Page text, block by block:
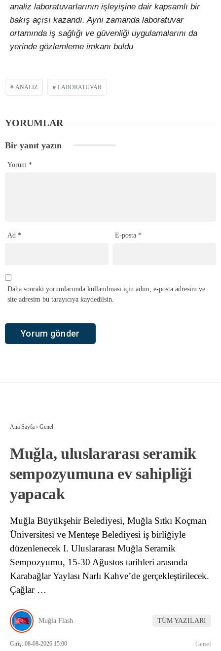
analiz laboratuvarlarının işleyişine dair kapsamlı bir
bakış açısı kazandı. Aynı zamanda laboratuvar
ortamında iş sağlığı ve güvenliği uygulamalarını da
yerinde gözlemleme imkanı buldu
ANALIZ LABORATUVAR
YORUMLAR
Bir yanıt yazın
Yorum *
Ad * E-posta *
Daha sonraki yorumlarımda kullanılması için adım, e-posta adresim ve
site adresim bu tarayıcıya kaydedilsin.
Ana Sayfa › Genel
Muğla, uluslararası seramik
sempozyumuna ev sahipliği
yapacak
Muğla Büyükşehir Belediyesi, Muğla Sıtkı Koçman
Üniversitesi ve Menteşe Belediyesi iş birliğiyle
düzenlenecek I. Uluslararası Muğla Seramik
Sempozyumu, 15-30 Ağustos tarihleri arasında
Karabağlar Yaylası Narlı Kahve’de gerçekleştirilecek.
Çağlar …
Muğla Flash TÜM YAZILARI
Giriş: 08-08-2026 15:00 Genel